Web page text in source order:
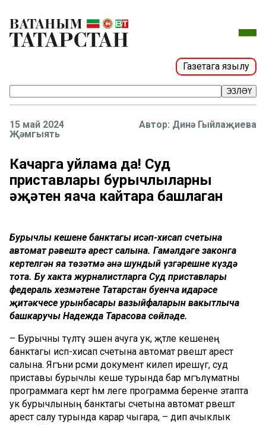
Газетага язылу
ЭЗЛӘҮ
15 май 2024
Җәмгыять
Динә Гыйлаҗиева
Качарга уйлама да! Суд
приставлары бурычлыларның
әҗәтен яңача кайтара башлаган
Бурычлы кешенең банктагы исәп-хисап счетына
автомат рәвештә арест салына. Гамәлдәге законга
кертелгән яңа төзәтмә әнә шундый үзгәрешне күздә
тота. Бу хакта журналистларга Суд приставлары
федераль хезмәтенең Татарстан буенча идарәсе
җитәкчесе урынбасары вазыйфаларын вакытлыча
башкаручы Надежда Тарасова сөйләде.
– Бурычны түләтү эшен ачуга ук, әҗәтле кешенең
банктагы исәп-хисап счетына автомат рәвештә арест
салына. Ягъни рәсми документ килеп ирешүгә, суд
приставы бурычлы кеше турында бар мәгълүматны
программага кертә һәм әлеге программа беренче этапта
ук бурычлының банктагы счетына автомат рәвештә
арест салу турында карар чыгара, – дип ачыклык